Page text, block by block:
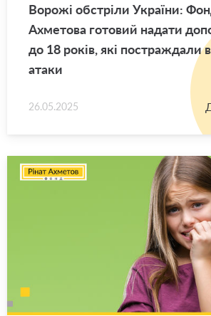
Во­ро­жі об­стрі­ли Укра­ї­ни:
Ахме­то­ва го­то­вий на­да­ти
до 18 років, які по­стра­жда­ли
атаки
26.05.2025